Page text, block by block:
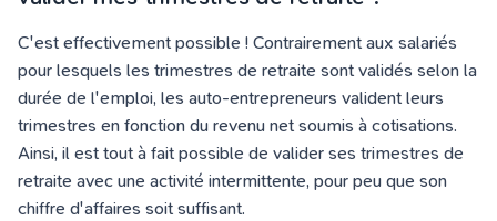
C'est effectivement possible ! Contrairement aux salariés
pour lesquels les trimestres de retraite sont validés selon la
durée de l'emploi, les auto-entrepreneurs valident leurs
trimestres en fonction du revenu net soumis à cotisations.
Ainsi, il est tout à fait possible de valider ses trimestres de
retraite avec une activité intermittente, pour peu que son
chiffre d'affaires soit suffisant.